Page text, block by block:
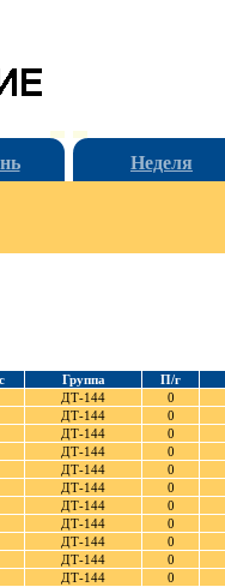
Неделя
Группа
П/г
ДТ-144
0
ДТ-144
0
ДТ-144
0
ДТ-144
0
ДТ-144
0
ДТ-144
0
ДТ-144
0
ДТ-144
0
ДТ-144
0
ДТ-144
0
ДТ-144
0